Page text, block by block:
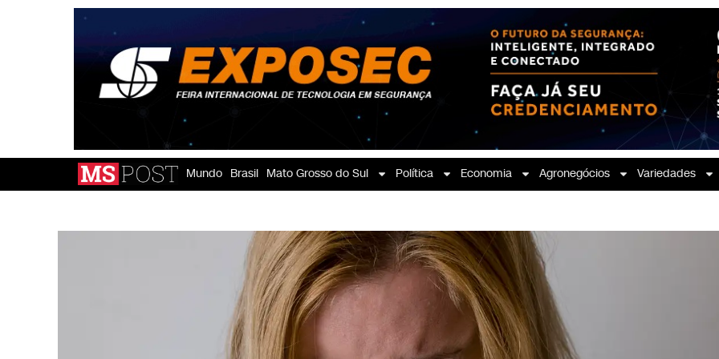
Mundo Brasil Mato Grosso do Sul Política Economia Agronegócios Variedades